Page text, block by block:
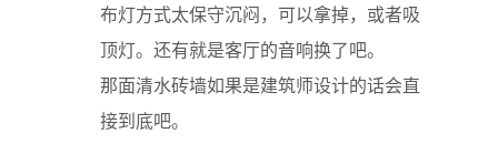
布灯方式太保守沉闷，可以拿掉，或者吸
顶灯。还有就是客厅的音响换了吧。
那面清水砖墙如果是建筑师设计的话会直
接到底吧。